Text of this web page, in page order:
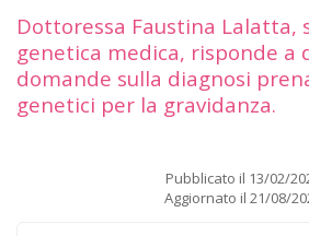
Dottoressa Faustina Lalatta,
genetica medica, risponde a
domande sulla diagnosi
genetici per la gravidanza.
Pubblicato il 13/02/
Aggiornato il 21/08/